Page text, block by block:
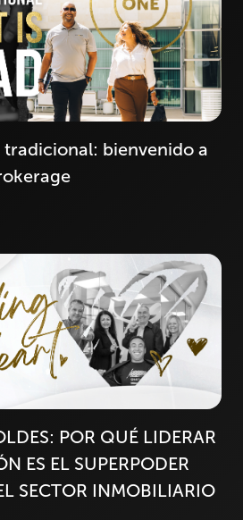
bienvenido a
POR QUÉ LIDERAR
ES EL SUPERPODER
SECTOR INMOBILIARIO